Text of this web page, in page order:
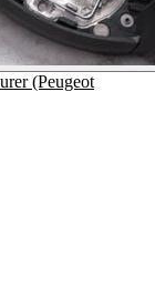
(Peugeot